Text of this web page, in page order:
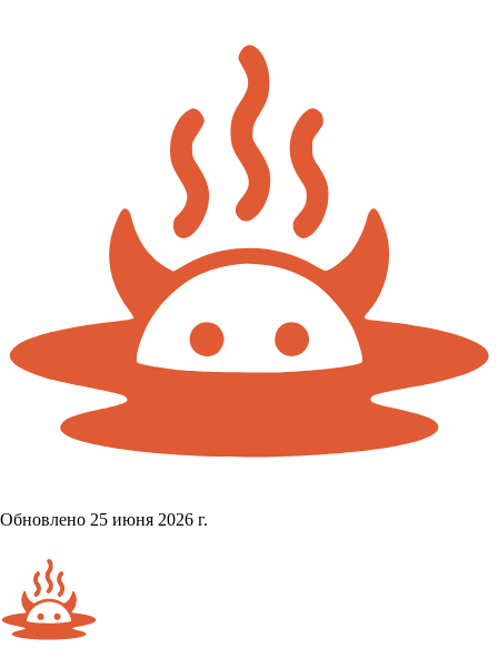
Обновлено 25 июня 2026 г.